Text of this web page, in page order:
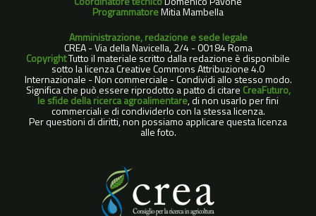
ProgrammatoreMitia Mambella
Amministrazione, redazione e sede legale
CREA - Via della Navicella, 2/4 - 00184 Roma
CopyrightTutto il materiale scritto dalla redazione è disponibile
sotto la licenza Creative Commons Attribuzione 4.0
Internazionale - Non commerciale - Condividi allo stesso modo.
Significa che può essere riprodotto a patto di citare CreaFuturo,
le sfide della ricerca agroalimentare, di non usarlo per fini
commerciali e di condividerlo con la stessa licenza.
Per questioni di diritti, non possiamo applicare questa licenza
alle foto.